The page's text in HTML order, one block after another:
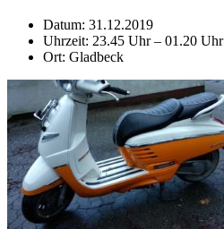
Datum: 31.12.2019
Uhrzeit: 23.45 Uhr – 01.20 Uhr
Ort: Gladbeck